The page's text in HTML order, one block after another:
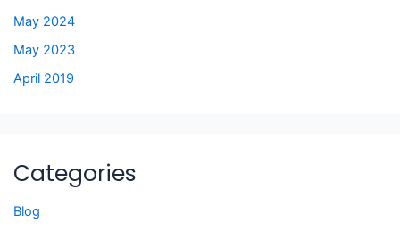
May 2024
May 2023
April 2019
Categories
Blog